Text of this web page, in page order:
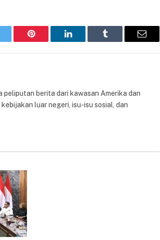
Pinterest LinkedIn Tumblr Email
berita dari kawasan Amerika dan
luar negeri, isu-isu sosial, dan